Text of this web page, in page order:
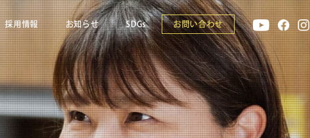
採用情報 お知らせ SDGs お問い合わせ